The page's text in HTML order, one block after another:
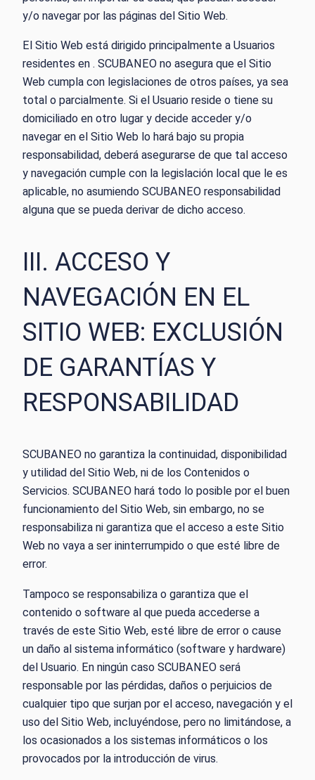
y/o navegar por las páginas del Sitio Web.
El Sitio Web está dirigido principalmente a Usuarios
residentes en . SCUBANEO no asegura que el Sitio
Web cumpla con legislaciones de otros países, ya sea
total o parcialmente. Si el Usuario reside o tiene su
domiciliado en otro lugar y decide acceder y/o
navegar en el Sitio Web lo hará bajo su propia
responsabilidad, deberá asegurarse de que tal acceso
y navegación cumple con la legislación local que le es
aplicable, no asumiendo SCUBANEO responsabilidad
alguna que se pueda derivar de dicho acceso.
III. ACCESO Y
NAVEGACIÓN EN EL
SITIO WEB: EXCLUSIÓN
DE GARANTÍAS Y
RESPONSABILIDAD
SCUBANEO no garantiza la continuidad, disponibilidad
y utilidad del Sitio Web, ni de los Contenidos o
Servicios. SCUBANEO hará todo lo posible por el buen
funcionamiento del Sitio Web, sin embargo, no se
responsabiliza ni garantiza que el acceso a este Sitio
Web no vaya a ser ininterrumpido o que esté libre de
error.
Tampoco se responsabiliza o garantiza que el
contenido o software al que pueda accederse a
través de este Sitio Web, esté libre de error o cause
un daño al sistema informático (software y hardware)
del Usuario. En ningún caso SCUBANEO será
responsable por las pérdidas, daños o perjuicios de
cualquier tipo que surjan por el acceso, navegación y el
uso del Sitio Web, incluyéndose, pero no limitándose, a
los ocasionados a los sistemas informáticos o los
provocados por la introducción de virus.